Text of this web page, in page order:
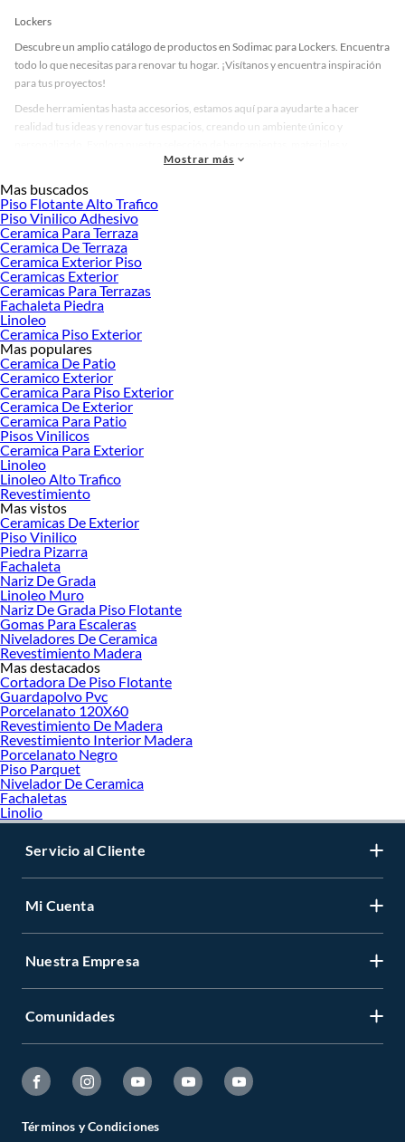
Lockers
Descubre un amplio catálogo de productos en Sodimac para Lockers. Encuentra
todo lo que necesitas para renovar tu hogar. ¡Visítanos y encuentra inspiración
para tus proyectos!
Desde herramientas hasta accesorios, estamos aquí para ayudarte a hacer
realidad tus ideas y renovar tus espacios, creando un ambiente único y
accesorios de calidad que te ayudarán a crear un espacio más tú.
Desde remodelaciones hasta proyectos de decoración, estamos aquí para hacer
tus ideas realidad. ¡Visítanos y encuentra todo lo que tenemos para ofrecerte en
Lockers!
Explora la variedad de productos de Lockers en Sodimac
Herramientas, materiales y accesorios de calidad para tus proyectos y
renovación de espacios. ¡Visítanos y descubre todo lo que tenemos para
ofrecerte!
Encuentra una amplia variedad de productos de Lockers en Sodimac. Encuentra
todo lo necesario para tus proyectos de renovación y decoración. ¡Visítanos y
haz tus ideas realidad!
Mostrar más
Mas buscados
Piso Flotante Alto Trafico
Piso Vinilico Adhesivo
Ceramica Para Terraza
Ceramica De Terraza
Ceramica Exterior Piso
Ceramicas Exterior
Ceramicas Para Terrazas
Fachaleta Piedra
Linoleo
Ceramica Piso Exterior
Mas populares
Ceramica De Patio
Ceramico Exterior
Ceramica Para Piso Exterior
Ceramica De Exterior
Ceramica Para Patio
Pisos Vinilicos
Ceramica Para Exterior
Linoleo
Linoleo Alto Trafico
Revestimiento
Mas vistos
Ceramicas De Exterior
Piso Vinilico
Piedra Pizarra
Fachaleta
Nariz De Grada
Linoleo Muro
Nariz De Grada Piso Flotante
Gomas Para Escaleras
Niveladores De Ceramica
Revestimiento Madera
Mas destacados
Cortadora De Piso Flotante
Guardapolvo Pvc
Porcelanato 120X60
Revestimiento De Madera
Revestimiento Interior Madera
Porcelanato Negro
Piso Parquet
Nivelador De Ceramica
Fachaletas
Linolio
Servicio al Cliente
Mi Cuenta
Nuestra Empresa
Comunidades
Términos y Condiciones